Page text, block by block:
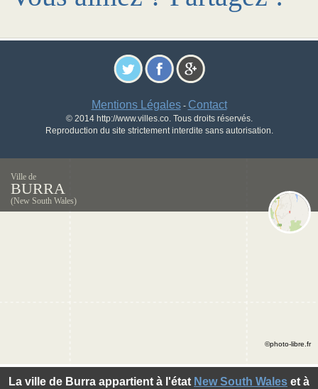
Mentions Légales- Contact
© 2014 http://www.villes.co. Tous droits réservés.
Reproduction du site strictement interdite sans autorisation.
Ville de
BURRA
(New South Wales)
La ville de Burra appartient à l'état New South Wales et à
©photo-libre.fr